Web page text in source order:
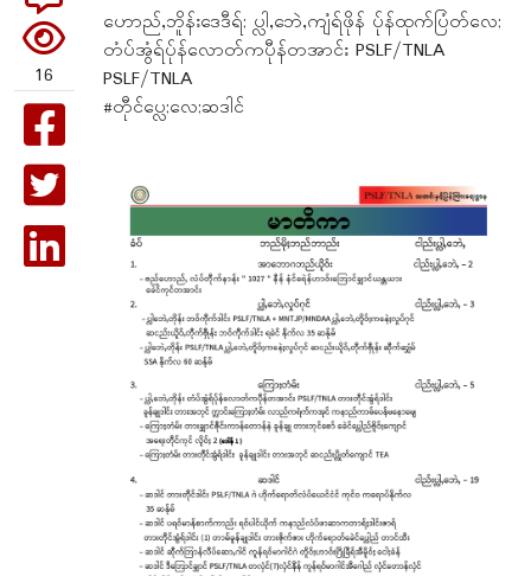
16
ဟောည်,ဘိူန်းဒေဒီရ်; ပ္လါ,ဘေဲ,ကျံရ်ဖိုန် ပ်ုန်ထုက်ပြံတ်လေ;
တံပ်အွံရ်ပ်ုန်လောတ်ကပီုန်တအာင်း PSLF/TNLA
PSLF/TNLA
#တီုင်ပ္လေ;လေ;ဆဒါင်